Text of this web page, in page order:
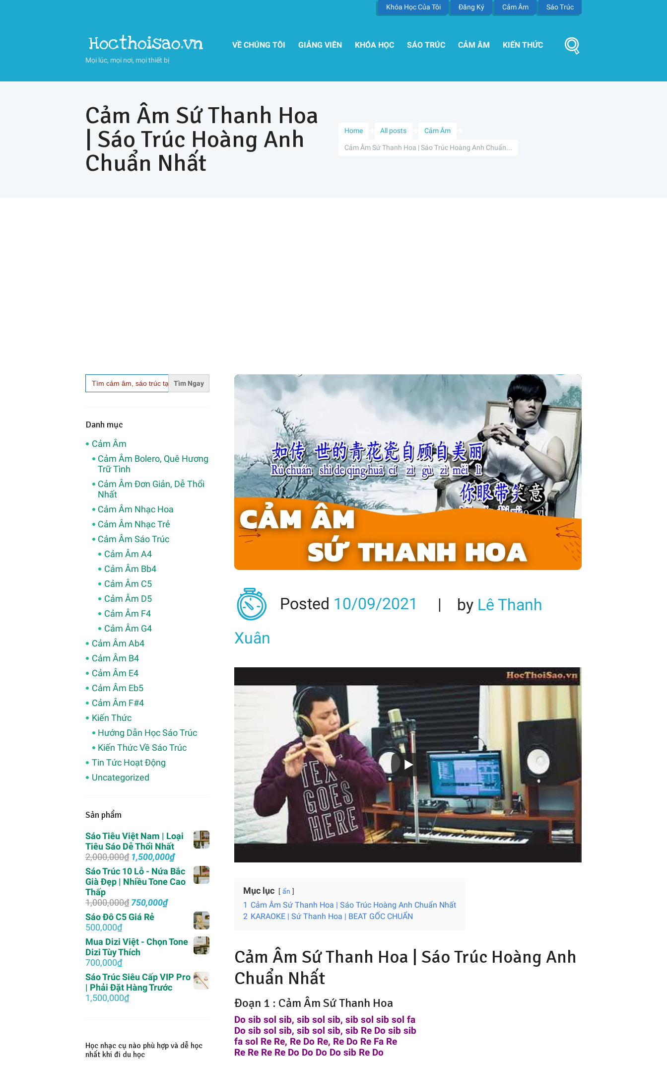
Khóa Học Của Tôi Đăng Ký Cảm Âm Sáo Trúc
Hocthoisao.vn
Mọi lúc, mọi nơi, mọi thiết bị
VỀ CHÚNG TÔI GIẢNG VIÊN KHÓA HỌC SÁO TRÚC CẢM ÂM KIẾN THỨC
Home All posts Cảm Âm
Cảm Âm Sứ Thanh Hoa | Sáo Trúc Hoàng Anh Chuẩn...
Cảm Âm Sứ Thanh Hoa
| Sáo Trúc Hoàng Anh
Chuẩn Nhất
Posted 10/09/2021 by Lê Thanh
Xuân
Mục lục ẩn
1 Cảm Âm Sứ Thanh Hoa | Sáo Trúc Hoàng Anh Chuẩn Nhất
2 KARAOKE | Sứ Thanh Hoa | BEAT GỐC CHUẨN
Cảm Âm Sứ Thanh Hoa | Sáo Trúc Hoàng Anh
Chuẩn Nhất
Đoạn 1 : Cảm Âm Sứ Thanh Hoa
Do sib sol sib, sib sol sib, sib sol sib sol fa
Do sib sol sib, sib sol sib, sib Re Do sib sib
fa sol Re Re, Re Do Re, Re Do Re Fa Re
Re Re Re Re Do Do Do Do sib Re Do
Search
for:
Danh mục
Cảm Âm
Cảm Âm Bolero, Quê Hương
Trữ Tình
Cảm Âm Đơn Giản, Dễ Thổi
Nhất
Cảm Âm Nhạc Hoa
Cảm Âm Nhạc Trẻ
Cảm Âm Sáo Trúc
Cảm Âm A4
Cảm Âm Bb4
Cảm Âm C5
Cảm Âm D5
Cảm Âm F4
Cảm Âm G4
Cảm Âm Ab4
Cảm Âm B4
Cảm Âm E4
Cảm Âm Eb5
Cảm Âm F#4
Kiến Thức
Hướng Dẫn Học Sáo Trúc
Kiến Thức Về Sáo Trúc
Tin Tức Hoạt Động
Uncategorized
Sản phẩm
Sáo Tiêu Việt Nam | Loại
Tiêu Sáo Dễ Thổi Nhất
2,000,000₫ Giá
gốc
là:
2,000,000₫.
1,500,000₫Giá
hiện
tại
là:
Sáo Trúc 10 Lỗ - Nứa Bắc
Già Đẹp | Nhiều Tone Cao
Thấp
1,000,000₫ Giá
gốc
là:
750,000₫Giá
750,000₫.
Sáo Đô C5 Giá Rẻ
500,000₫
Mua Dizi Việt - Chọn Tone
Dizi Tùy Thích
700,000₫
Sáo Trúc Siêu Cấp VIP Pro
| Phải Đặt Hàng Trước
1,500,000₫
Học nhạc cụ nào phù hợp và dễ học
nhất khi đi du học